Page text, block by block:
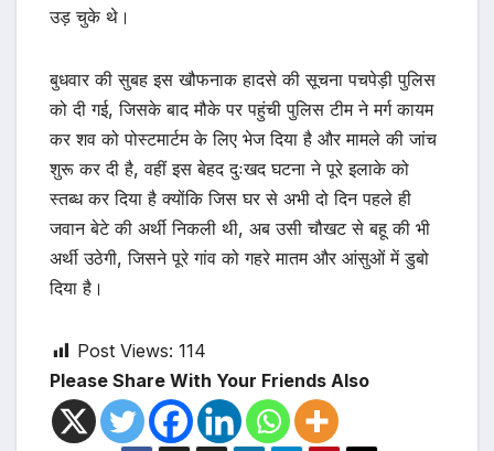
उड़ चुके थे।
बुधवार की सुबह इस खौफनाक हादसे की सूचना पचपेड़ी पुलिस
को दी गई, जिसके बाद मौके पर पहुंची पुलिस टीम ने मर्ग कायम
कर शव को पोस्टमार्टम के लिए भेज दिया है और मामले की जांच
शुरू कर दी है, वहीं इस बेहद दुःखद घटना ने पूरे इलाके को
स्तब्ध कर दिया है क्योंकि जिस घर से अभी दो दिन पहले ही
जवान बेटे की अर्थी निकली थी, अब उसी चौखट से बहू की भी
अर्थी उठेगी, जिसने पूरे गांव को गहरे मातम और आंसुओं में डुबो
दिया है।
Post Views: 114
Please Share With Your Friends Also